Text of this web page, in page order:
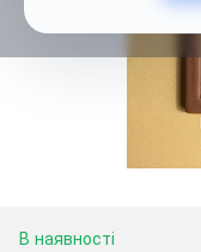
В наявності